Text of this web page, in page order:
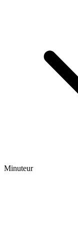
Minuteur